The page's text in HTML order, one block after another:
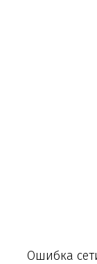
Ошибка